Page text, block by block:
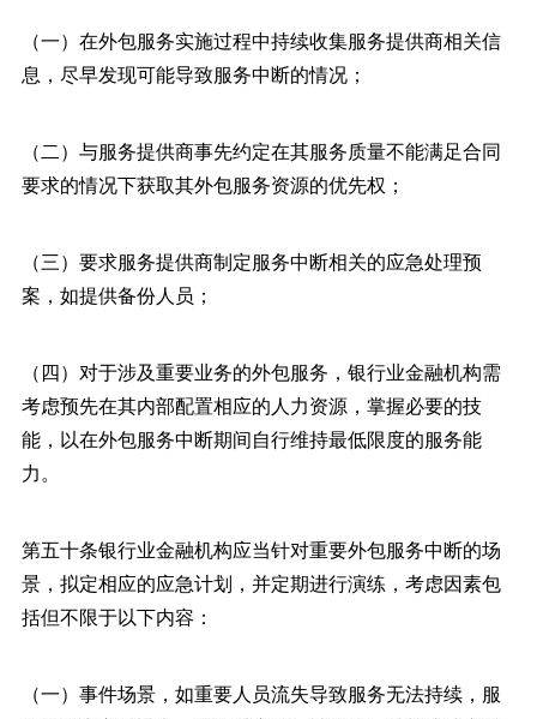
（一）在外包服务实施过程中持续收集服务提供商相关信
息，尽早发现可能导致服务中断的情况；
（二）与服务提供商事先约定在其服务质量不能满足合同
要求的情况下获取其外包服务资源的优先权；
（三）要求服务提供商制定服务中断相关的应急处理预
案，如提供备份人员；
（四）对于涉及重要业务的外包服务，银行业金融机构需
考虑预先在其内部配置相应的人力资源，掌握必要的技
能，以在外包服务中断期间自行维持最低限度的服务能
力。
第五十条银行业金融机构应当针对重要外包服务中断的场
景，拟定相应的应急计划，并定期进行演练，考虑因素包
括但不限于以下内容：
（一）事件场景，如重要人员流失导致服务无法持续，服